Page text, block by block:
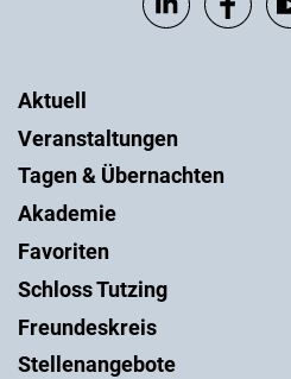
Aktuell
Veranstaltungen
Tagen & Übernachten
Akademie
Favoriten
Schloss Tutzing
Freundeskreis
Stellenangebote